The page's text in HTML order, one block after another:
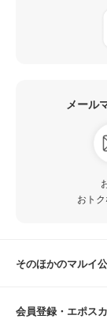
メール
おト
そのほかのマルイ
会員登録・エポス